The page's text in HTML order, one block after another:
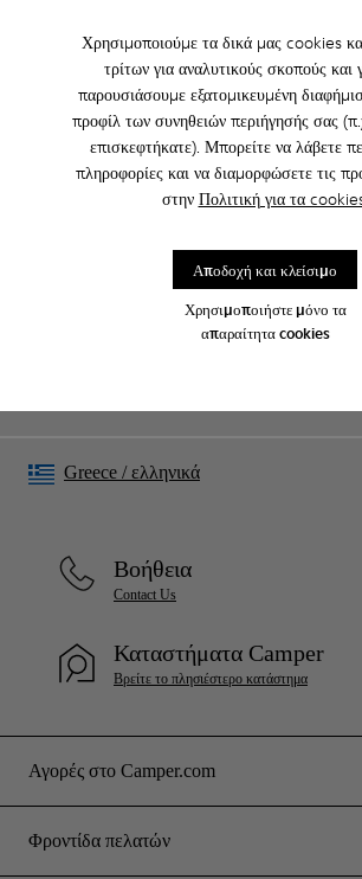
Χρησιμοποιούμε τα δικά μας cookies
τρίτων για αναλυτικούς σκοπούς και
παρουσιάσουμε εξατομικευμένη
προφίλ των συνηθειών περιήγησής σας
επισκεφτήκατε). Μπορείτε να λάβετε
πληροφορίες και να διαμορφώσετε τις
στην Πολιτική για τα
Χρησιμοποιήστε μόνο τα
απαραίτητα cookies
Αποδοχή και κλείσιμο
ΑΝΔΡΙΚΑ
ΕΝΔΎΜΑΤΑ
ARCHIVE
ΓΙΑ
Σωστά. Ως μέρος της κοινότητάς μας, θα
προνόμια όπως εκπτώσεις, έγκαιρη πρόσβαση,
εκδηλώσεις και πολλά, πολλά άλλα.
Αγορές στο Camper.com
Φροντίδα πελατών
Βοήθεια
Contact Us
Καταστήματα Camper
Βρείτε το πλησιέστερο κατάστημα
Greece /ελληνικά